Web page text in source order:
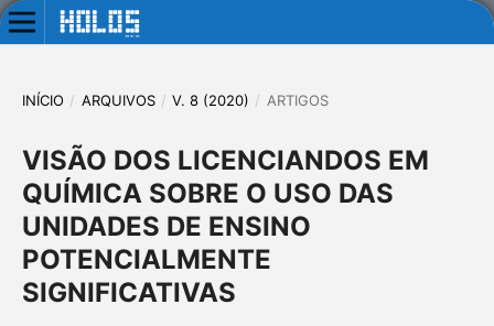
INÍCIO / ARQUIVOS / V. 8 (2020) / ARTIGOS
VISÃO DOS LICENCIANDOS EM
QUÍMICA SOBRE O USO DAS
UNIDADES DE ENSINO
POTENCIALMENTE
SIGNIFICATIVAS